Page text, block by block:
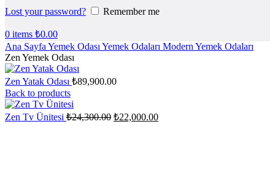
Lost your password? Remember me
0 items ₺0.00
Ana Sayfa Yemek Odası Yemek Odaları Modern Yemek Odaları
Zen Yemek Odası
Zen Yatak Odası ₺89,900.00
Back to products
Zen Tv Ünitesi ₺24,300.00 Orijinal
₺22,000.00Şu